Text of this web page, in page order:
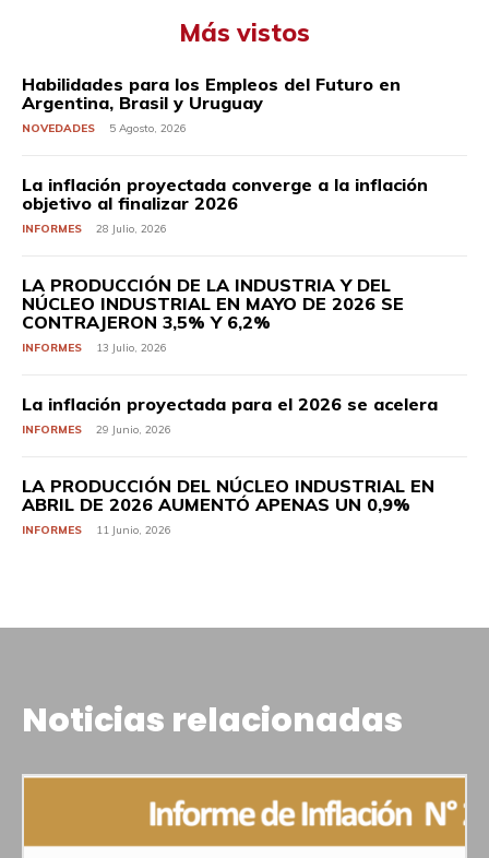
Más vistos
Habilidades para los Empleos del Futuro en
Argentina, Brasil y Uruguay
NOVEDADES 5 Agosto, 2026
La inflación proyectada converge a la inflación
objetivo al finalizar 2026
INFORMES 28 Julio, 2026
LA PRODUCCIÓN DE LA INDUSTRIA Y DEL
NÚCLEO INDUSTRIAL EN MAYO DE 2026 SE
CONTRAJERON 3,5% Y 6,2%
INFORMES 13 Julio, 2026
La inflación proyectada para el 2026 se acelera
INFORMES 29 Junio, 2026
LA PRODUCCIÓN DEL NÚCLEO INDUSTRIAL EN
ABRIL DE 2026 AUMENTÓ APENAS UN 0,9%
INFORMES 11 Junio, 2026
Noticias relacionadas